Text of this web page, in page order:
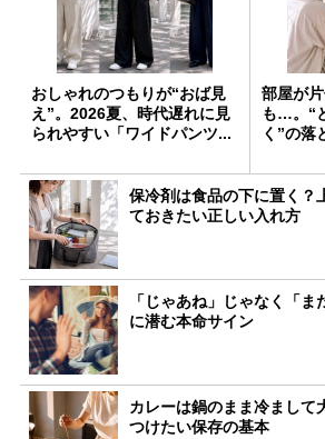
おしゃれのつもりが“おば見
え”。2026夏、時代遅れに見
られやすい「ワイドパンツ...
部屋が
も…。“
く”の落
保冷剤は食品の下に置く？
ておきたい正しい入れ方
「じゃあね」じゃなく「
に潜む本命サイン
カレーは鍋のまま冷まして
つけたい保存の基本